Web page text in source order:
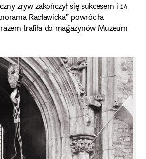
zryw zakończył się sukcesem i 14
Racławicka” powróciła
trafiła do magazynów Muzeum